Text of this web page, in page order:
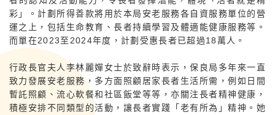
彩」。計劃所得善款將用於本局安老服務各自資服務單位的營
運之上，包括生命教育、長者持續學習及體適能健康服務等。
而單在2023至2024年度，計劃受惠長者已超過18萬人。
行政長官夫人李林麗嬋女士於致辭時表示，保良局多年來一直
致力發展安老服務，多方面照顧居家長者生活所需，例如日間
暫託照顧、流心軟餐和社區飯堂等等，亦關注長者精神健康，
積極安排不同類型的活動，讓長者實踐「老有所為」精神。她